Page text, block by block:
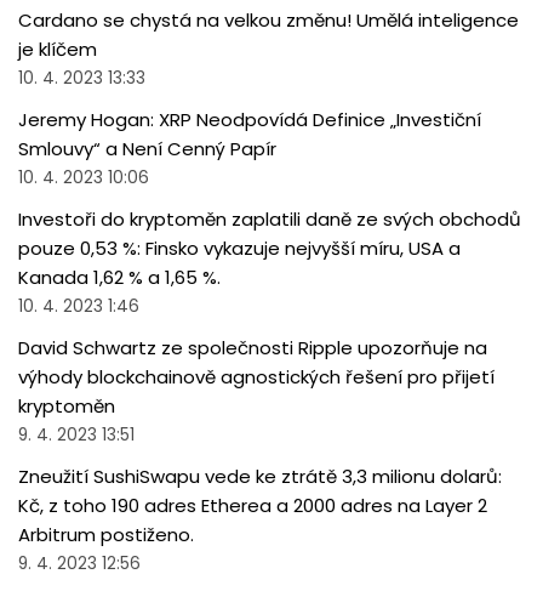
Cardano se chystá na velkou změnu! Umělá inteligence
je klíčem
10. 4. 2023 13:33
Jeremy Hogan: XRP Neodpovídá Definice „Investiční
Smlouvy“ a Není Cenný Papír
10. 4. 2023 10:06
Investoři do kryptoměn zaplatili daně ze svých obchodů
pouze 0,53 %: Finsko vykazuje nejvyšší míru, USA a
Kanada 1,62 % a 1,65 %.
10. 4. 2023 1:46
David Schwartz ze společnosti Ripple upozorňuje na
výhody blockchainově agnostických řešení pro přijetí
kryptoměn
9. 4. 2023 13:51
Zneužití SushiSwapu vede ke ztrátě 3,3 milionu dolarů:
Kč, z toho 190 adres Etherea a 2000 adres na Layer 2
Arbitrum postiženo.
9. 4. 2023 12:56